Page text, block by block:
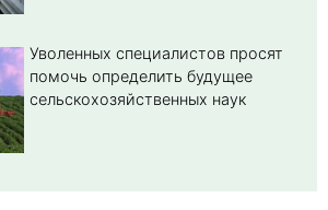
Уволенных специалистов просят
помочь определить будущее
сельскохозяйственных наук